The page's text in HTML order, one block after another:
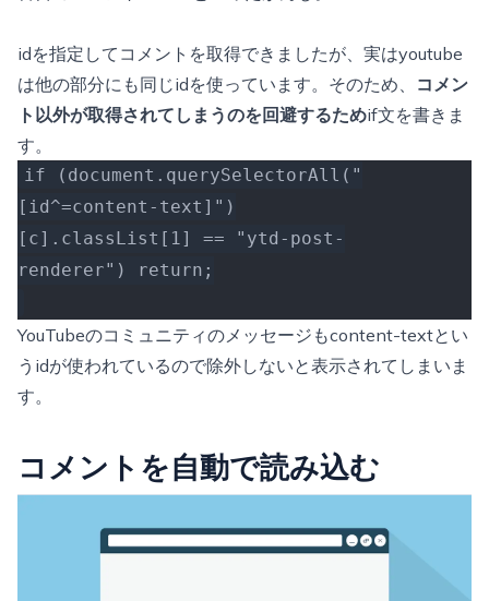
idを指定してコメントを取得できましたが、実はyoutube
は他の部分にも同じidを使っています。そのため、 コメン
ト以外が取得されてしまうのを回避するためif文を書きま
す。
if (document.querySelectorAll("
[id^=content-text]")
[c].classList[1] == "ytd-post-
renderer") return;
YouTubeのコミュニティのメッセージもcontent-textとい
うidが使われているので除外しないと表示されてしまいま
す。
コメントを自動で読み込む